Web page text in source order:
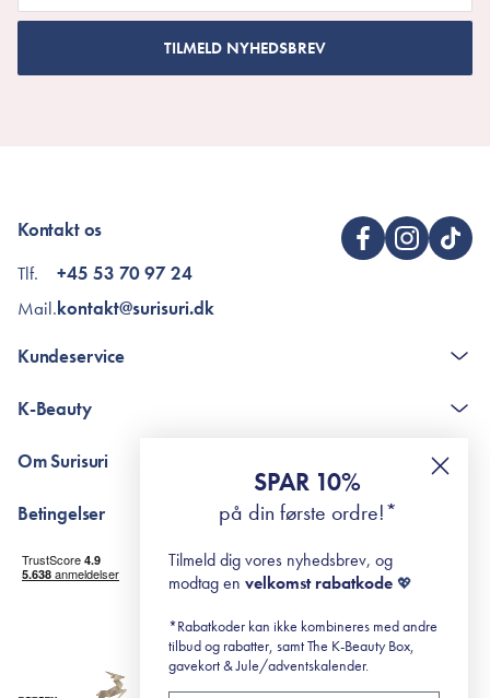
TILMELD NYHEDSBREV
Kontakt os
Tlf.
Mail.
+45 53 70 97 24
kontakt@surisuri.dk
Kundeservice
The K-Beauty Box - spørgsmål og svar
RE-ZIP
K-Beauty
Retinol for begyndere
surisuri's mini guide til rosacea
Om Surisuri
Black Friday
Betingelser
Levering og returnering
Handelsbetingelser
Abonnementsbetingelser
SPAR 10%
på din første ordre!*
Tilmeld dig vores nyhedsbrev, og
modtag en velkomst rabatkode 💖
*Rabatkoder kan ikke kombineres med andre
tilbud og rabatter, samt The K-Beauty Box,
gavekort & Jule/adventskalender.